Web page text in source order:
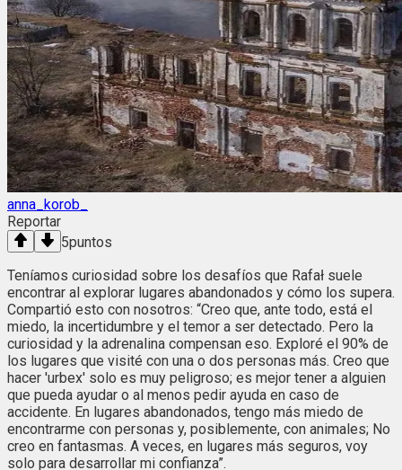
anna_korob_
Reportar
5puntos
Teníamos curiosidad sobre los desafíos que Rafał suele
encontrar al explorar lugares abandonados y cómo los supera.
Compartió esto con nosotros: “Creo que, ante todo, está el
miedo, la incertidumbre y el temor a ser detectado. Pero la
curiosidad y la adrenalina compensan eso. Exploré el 90% de
los lugares que visité con una o dos personas más. Creo que
hacer 'urbex' solo es muy peligroso; es mejor tener a alguien
que pueda ayudar o al menos pedir ayuda en caso de
accidente. En lugares abandonados, tengo más miedo de
encontrarme con personas y, posiblemente, con animales; No
creo en fantasmas. A veces, en lugares más seguros, voy
solo para desarrollar mi confianza”.